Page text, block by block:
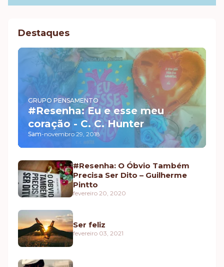
Destaques
GRUPO PENSAMENTO
#Resenha: Eu e esse meu
coração - C. C. Hunter
Sam-novembro 29, 2018
#Resenha: O Óbvio Também
Precisa Ser Dito – Guilherme
Pintto
fevereiro 20, 2020
Ser feliz
fevereiro 03, 2021